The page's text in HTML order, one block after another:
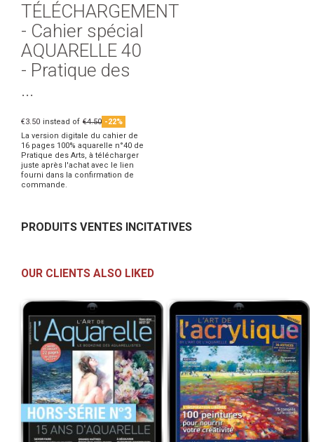
TÉLÉCHARGEMENT
- Cahier spécial
AQUARELLE 40
- Pratique des
...
€3.50 instead of €4.50 -22%
La version digitale du cahier de
16 pages 100% aquarelle n°40 de
Pratique des Arts, à télécharger
juste après l'achat avec le lien
fourni dans la confirmation de
commande.
PRODUITS VENTES INCITATIVES
OUR CLIENTS ALSO LIKED